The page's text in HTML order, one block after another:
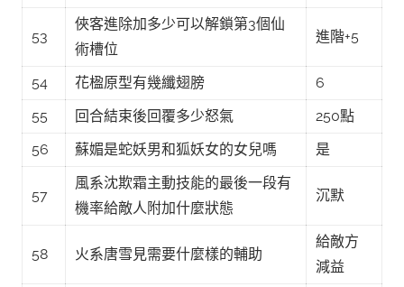
53
俠客進除加多少可以解鎖第3個仙
術槽位
進階+5
54 花楹原型有幾纖翅膀
6
55
回合結束後回覆多少怒氣
250點
56
蘇媚是蛇妖男和狐妖女的女兒嗎 是
57
風系沈欺霜主動技能的最後一段有
機率給敵人附加什麼狀態
沉默
58 火系唐雪見需要什麼樣的輔助
給敵方
減益